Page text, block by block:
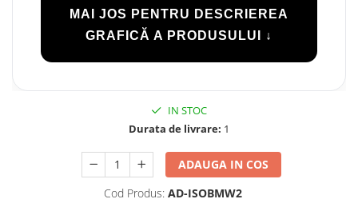
Rame adaptoare Nissan
Rame adaptoare Fiat
Rame adaptoare Hyundai
Rame adaptoare Chevrolet
Rame adaptoare Mitsubishi
Rame adaptoare Jeep
MAI JOS PENTRU DESCRIEREA
GRAFICĂ A PRODUSULUI ↓
IN STOC
Durata de livrare: 1
ADAUGA IN COS
Cod Produs: AD-ISOBMW2